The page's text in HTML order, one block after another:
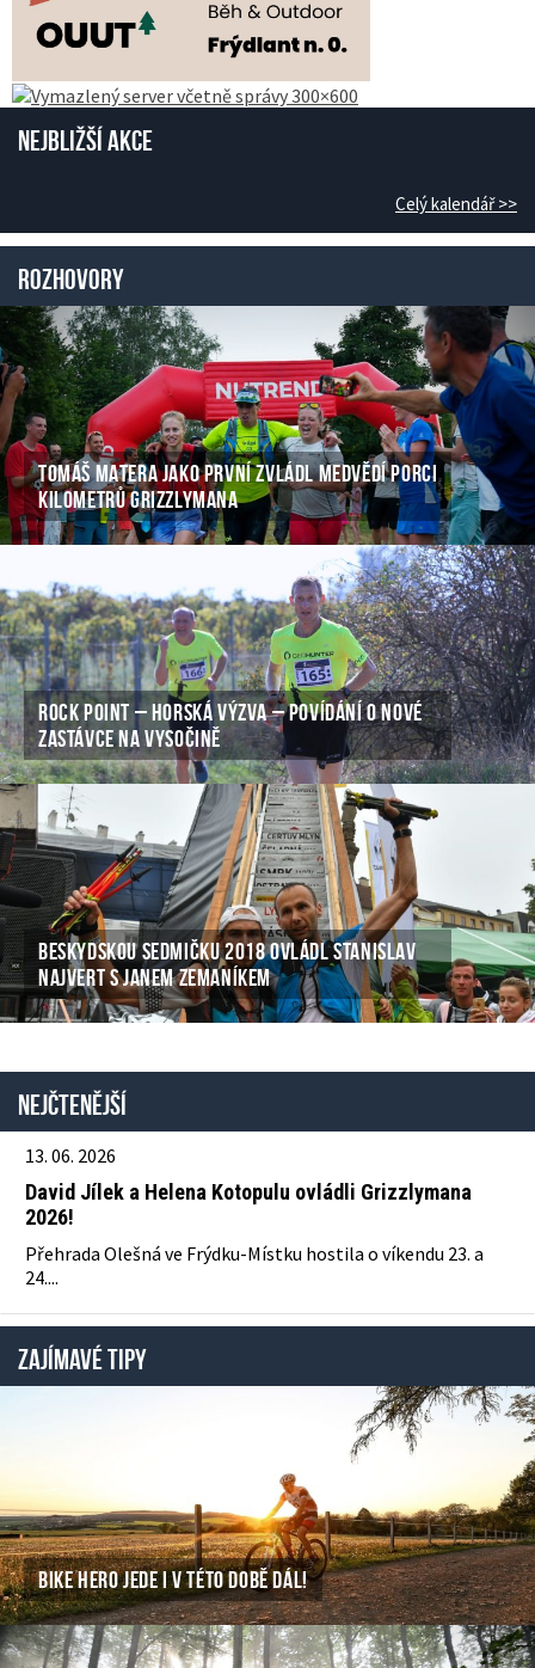
Nejbližší akce
Celý kalendář >>
Rozhovory
TOMÁŠ MATERA JAKO PRVNÍ ZVLÁDL MEDVĚDÍ PORCI
KILOMETRŮ GRIZZLYMANA
ROCK POINT – HORSKÁ VÝZVA – POVÍDÁNÍ O NOVÉ
ZASTÁVCE NA VYSOČINĚ
BESKYDSKOU SEDMIČKU 2018 OVLÁDL STANISLAV
NAJVERT S JANEM ZEMANÍKEM
Nejčtenější
13. 06. 2026
David Jílek a Helena Kotopulu ovládli Grizzlymana
2026!
Přehrada Olešná ve Frýdku-Místku hostila o víkendu 23. a
24....
ZAJÍMAVÉ TIPY
BIKE HERO JEDE I V TÉTO DOBĚ DÁL!